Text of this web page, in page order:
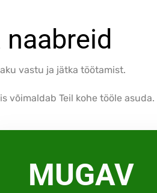
vastu ja jätka töötamist.
võimaldab Teil kohe tööle asuda.
MUGAV